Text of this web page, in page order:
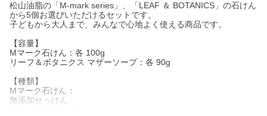
松山油脂の「M-mark series」、「LEAF ＆ BOTANICS」の石けん
から5個お選びいただけるセットです。
子どもから大人まで、みんなで心地よく使える商品です。
【容量】
Mマーク石けん：各 100g
リーフ＆ボタニクス マザーソープ：各 90g
【種類】
Mマーク石けん：
無添加せっけん